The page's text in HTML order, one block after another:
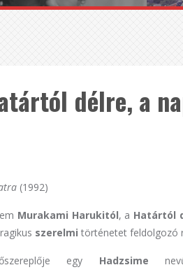
délre, a
(1992)
Murakami Harukitól, a Határtól
szerelmi történetet feldolgozó
egy Hadzsime